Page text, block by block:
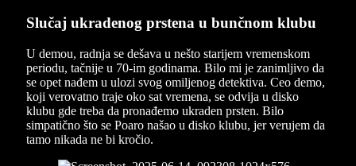
Slučaj ukradenog prstena u bunčnom klubu
U demou, radnja se dešava u nešto starijem vremenskom
periodu, tačnije u 70-im godinama. Bilo mi je zanimljivo da
se opet nađem u ulozi svog omiljenog detektiva. Ceo demo,
koji verovatno traje oko sat vremena, se odvija u disko
klubu gde treba da pronađemo ukraden prsten. Bilo
simpatično što se Poaro našao u disko klubu, jer verujem da
tamo nikada ne bi kročio.